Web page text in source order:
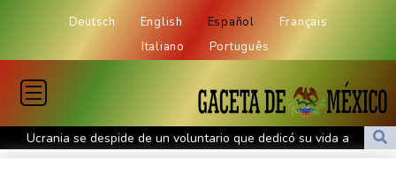
Deutsch English Español
Français
Italiano
Português
Ucrania se despide de un voluntario que dedicó su vida a
rescatar a los muertos